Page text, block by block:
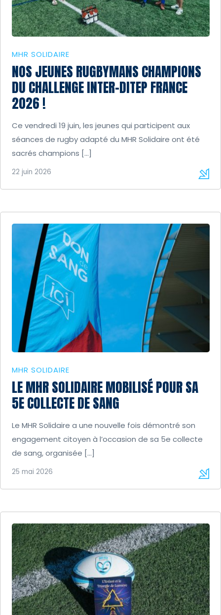
MHR SOLIDAIRE
NOS JEUNES RUGBYMANS CHAMPIONS
DU CHALLENGE INTER-DITEP FRANCE
2026 !
Ce vendredi 19 juin, les jeunes qui participent aux
séances de rugby adapté du MHR Solidaire ont été
sacrés champions […]
22 juin 2026
MHR SOLIDAIRE
LE MHR SOLIDAIRE MOBILISÉ POUR SA
5E COLLECTE DE SANG
Le MHR Solidaire a une nouvelle fois démontré son
engagement citoyen à l’occasion de sa 5e collecte
de sang, organisée […]
25 mai 2026